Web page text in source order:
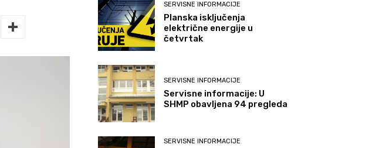
SERVISNE INFORMACIJE
Planska isključenja
električne energije u
četvrtak
SERVISNE INFORMACIJE
Servisne informacije: U
SHMP obavljena 94 pregleda
SERVISNE INFORMACIJE